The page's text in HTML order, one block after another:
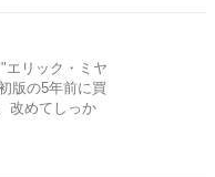
エリック・ミヤ
版の5年前に買
改めてしっか